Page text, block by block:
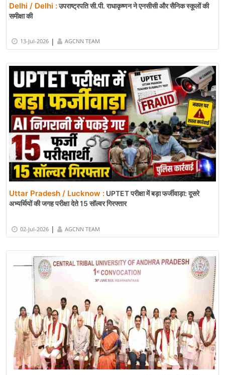
Delhi / Delhi :उपराष्ट्रपति सी.पी. राधाकृष्णन ने एनसीसी और सैनिक स्कूलों की
समीक्षा की
13-Jul-2026 | AGCNN TEAM
Uttar Pradesh / Lucknow : UPTET परीक्षा में बड़ा फर्जीवाड़ा: दूसरे
अभ्यर्थियों की जगह परीक्षा देते 15 सॉल्वर गिरफ्तार
02-Jul-2026 | AGCNN TEAM